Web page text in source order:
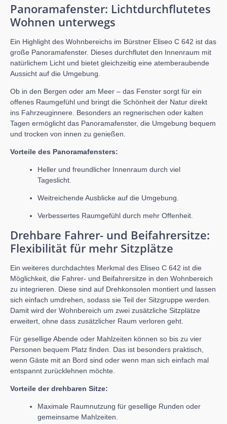
Panoramafenster: Lichtdurchflutetes
Wohnen unterwegs
Ein Highlight des Wohnbereichs im Bürstner Eliseo C 642 ist das
große Panoramafenster. Dieses durchflutet den Innenraum mit
natürlichem Licht und bietet gleichzeitig eine atemberaubende
Aussicht auf die Umgebung.
Ob in den Bergen oder am Meer – das Fenster sorgt für ein
offenes Raumgefühl und bringt die Schönheit der Natur direkt
ins Fahrzeuginnere. Besonders an regnerischen oder kalten
Tagen ermöglicht das Panoramafenster, die Umgebung bequem
und trocken von innen zu genießen.
Vorteile des Panoramafensters:
Heller und freundlicher Innenraum durch viel
Tageslicht.
Weitreichende Ausblicke auf die Umgebung.
Verbessertes Raumgefühl durch mehr Offenheit.
Drehbare Fahrer- und Beifahrersitze:
Flexibilität für mehr Sitzplätze
Ein weiteres durchdachtes Merkmal des Eliseo C 642 ist die
Möglichkeit, die Fahrer- und Beifahrersitze in den Wohnbereich
zu integrieren. Diese sind auf Drehkonsolen montiert und lassen
sich einfach umdrehen, sodass sie Teil der Sitzgruppe werden.
Damit wird der Wohnbereich um zwei zusätzliche Sitzplätze
erweitert, ohne dass zusätzlicher Raum verloren geht.
Für gesellige Abende oder Mahlzeiten können so bis zu vier
Personen bequem Platz finden. Das ist besonders praktisch,
wenn Gäste mit an Bord sind oder wenn man sich einfach mal
entspannt zurücklehnen möchte.
Vorteile der drehbaren Sitze:
Maximale Raumnutzung für gesellige Runden oder
gemeinsame Mahlzeiten.